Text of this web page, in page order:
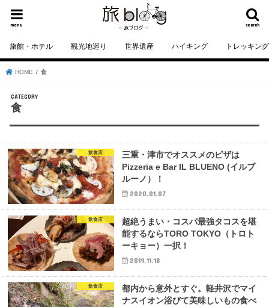
search
menu
旅館・ホテル 観光地巡り 世界遺産 ハイキング トレッキング
HOME 食
食
飲食店
三重・津市でオススメのピザは
Pizzeria e Bar IL BLUENO (イルブ
ルーノ）！
2020.01.07
飲食店
超絶うまい・コスパ最強タコスを堪
能するならTORO TOKYO（トロト
ーキョー）一択！
2019.11.18
飲食店
都内から意外とすぐ。軽井沢でマイ
ナスイオン浴びて美味しいもの食べ